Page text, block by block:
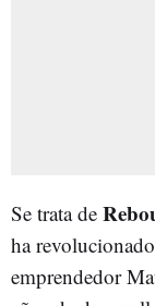
Se trata de
ha
emprendedor